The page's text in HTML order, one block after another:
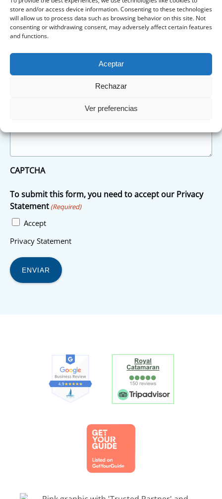
store and/or access device information. Consenting to these technologies
will allow us to process data such as browsing behavior on this site. Not
consenting or withdrawing consent, may adversely affect certain features
and functions.
Aceptar
Rechazar
Ver preferencias
DD
slash
YYYY
Mensaje (Required)
CAPTCHA
To submit this form, you need to accept our Privacy
Statement (Required)
Accept
Privacy Statement